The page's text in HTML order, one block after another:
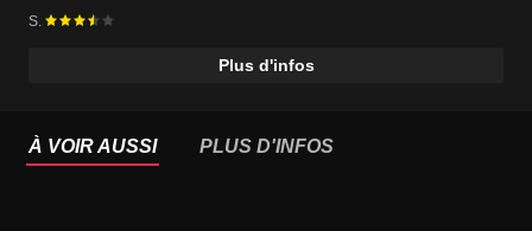
S.
Plus d'infos
À VOIR AUSSI PLUS D'INFOS